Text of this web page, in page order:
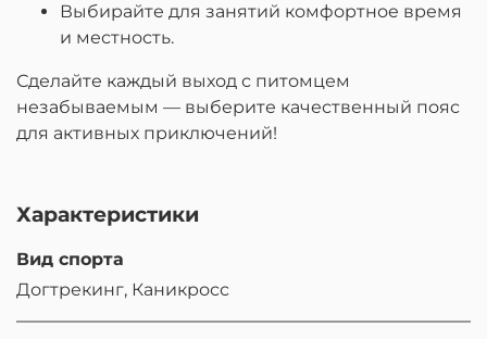
Выбирайте для занятий комфортное время
и местность.
Сделайте каждый выход с питомцем
незабываемым — выберите качественный пояс
для активных приключений!
Характеристики
Вид спорта
Догтрекинг, Каникросс